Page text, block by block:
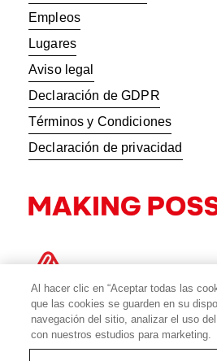
Empleos
Lugares
Aviso legal
Declaración de GDPR
Términos y Condiciones
Declaración de privacidad
Al hacer clic en “Aceptar todas las
que las cookies se guarden en su
navegación del sitio, analizar el uso
con nuestros estudios para marketing.